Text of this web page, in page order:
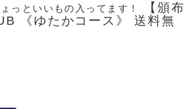
っといいもの入ってます！
【頒布
《ゆたかコース》 送料無